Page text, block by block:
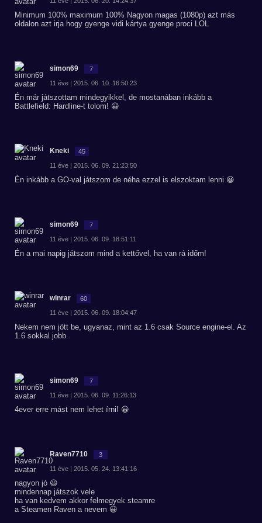
Minimum 100% maximum 100% Nagyon magas (1080p) azt más
oldalon azt irja hogy gyenge vidi kártya gyenge proci LOL
simon69 7
11 éve | 2015. 06. 10. 16:50:23
Én már játszottam mindegyikkel, de mostanában inkább a
Battlefield: Hardline-t tolom! 😀
Kneki 45
11 éve | 2015. 06. 09. 21:23:50
Én inkább a GO-val játszom de néha ezzel is elszoktam lenni 😀
simon69 7
11 éve | 2015. 06. 09. 18:51:11
Én a mai napig játszom mind a kettővel, ha van rá időm!
winrar 60
11 éve | 2015. 06. 09. 18:04:47
Nekem nem jött be, ugyanaz, mint az 1.6 csak Source engine-el. Az
1.6 sokkal jobb.
simon69 7
11 éve | 2015. 06. 09. 11:26:13
4ever erre mást nem lehet írni! 😀
Raven7710 3
11 éve | 2015. 05. 24. 13:41:16
nagyon jó 😃
mindennap játszok vele
ha van kedvem akkor felmegyek steamre
a Steamen Raven a nevem 😀